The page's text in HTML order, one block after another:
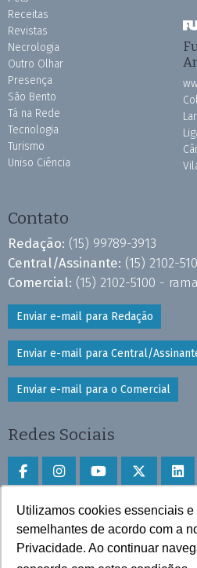
Utilizamos cookies essenciais
semelhantes de acordo com a
Privacidade. Ao continuar
Receitas
Revistas
Necrologia
Outro Olhar
Presença
São Bento
Tá na Rede
Tecnologia
Turismo
Uniso Ciência
Contato
Redação: (15) 99789-3913
Central/Assinante: (15) 2102-
Comercial: (15) 2102-5100 -
Enviar e-mail para Redação
Enviar e-mail para Central/
Enviar e-mail para o Comercial
Redes Sociais
Faça download do aplicativo
Play Store e App Store